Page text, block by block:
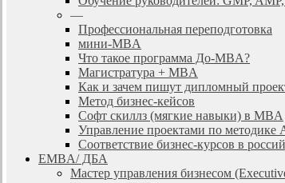
—
Профессиональная переподготовка
мини-MBA
Что такое программа До-MBA?
Магистратура + MBA
Как и зачем пишут дипломный
Метод бизнес-кейсов
Софт скиллз (мягкие навыки) в MBA
Управление проектами по методике
Соответствие бизнес-курсов в
EMBA/ ДБA
Мастер управления бизнесом